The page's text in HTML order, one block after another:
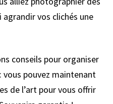
agrandir vos clichés une
conseils pour organiser
pouvez maintenant
de l’art pour vous offrir